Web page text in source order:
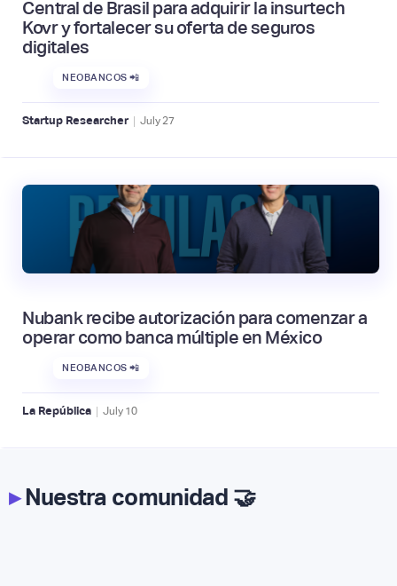
Central de Brasil para adquirir la insurtech
Kovr y fortalecer su oferta de seguros
digitales
NEOBANCOS 📲
Startup Researcher | July 27
Nubank recibe autorización para comenzar a
operar como banca múltiple en México
NEOBANCOS 📲
La República | July 10
▸Nuestra comunidad 🤝